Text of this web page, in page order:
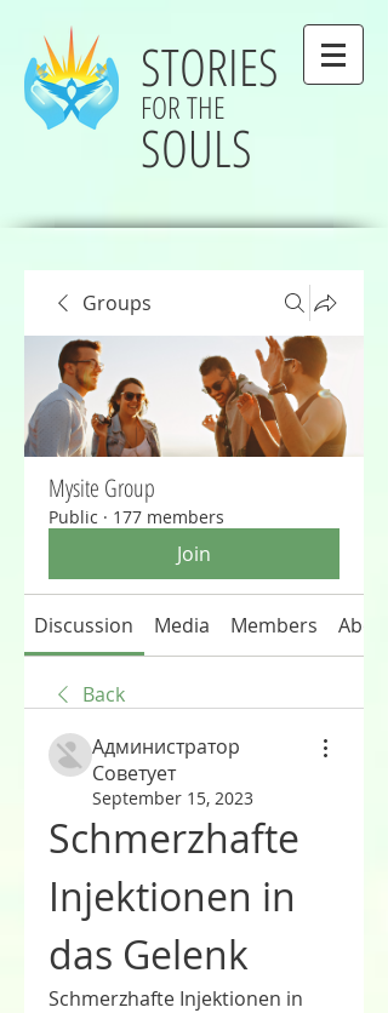
STORIES
FOR THE
SOULS
Groups
Mysite Group
Public · 177 members
Join
Discussion Media Members About
Back
Администратор
Советует
September 15, 2023
Schmerzhafte
Injektionen in
das Gelenk
Schmerzhafte Injektionen in